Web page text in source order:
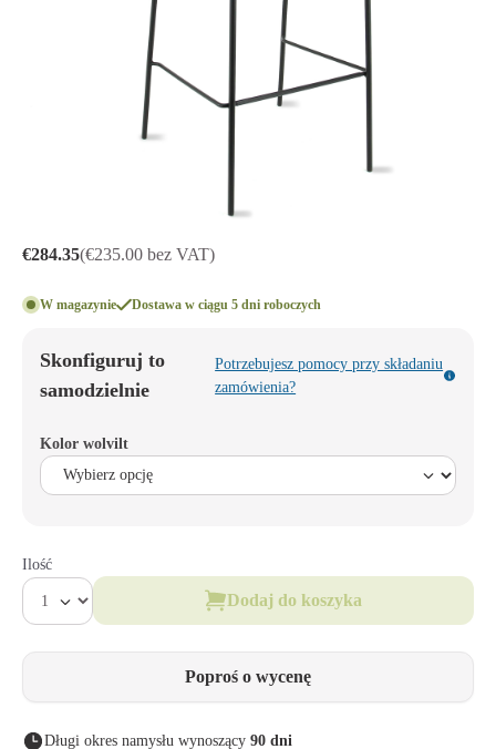
€284.35(€235.00 bez VAT)
W magazynie Dostawa w ciągu 5 dni roboczych
Skonfiguruj to
samodzielnie
Potrzebujesz pomocy przy składaniu
zamówienia?
Kolor wolvilt
Ilość
Dodaj do koszyka
Poproś o wycenę
Długi okres namysłu wynoszący 90 dni